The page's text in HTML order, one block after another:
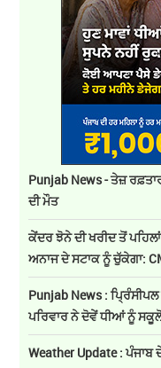
Punjab News - ਤੇਜ਼
ਦੀ ਮੌਤ
ਕੇਂਦਰ ਝੋਨੇ ਦੀ ਖਰੀਦ ਤੋਂ
ਅਨਾਜ ਦੇ ਸਟਾਕ ਨੂੰ ਚੁੱਕੇਗਾ:
Punjab News :
ਪਰਿਵਾਰ ਨੇ ਦੋਵੇਂ ਧੀਆਂ ਨੂੰ
Weather Update : ਪੰਜਾਬ